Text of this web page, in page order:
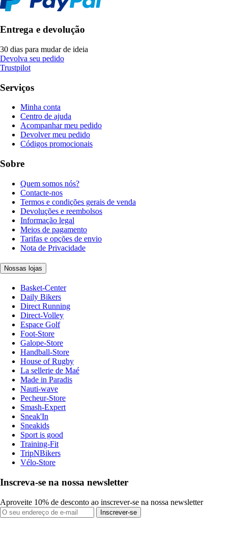
Entrega e devolução
30 dias para mudar de ideia
Devolva seu pedido
Trustpilot
Serviços
Minha conta
Centro de ajuda
Acompanhar meu pedido
Devolver meu pedido
Códigos promocionais
Sobre
Quem somos nós?
Contacte-nos
Termos e condições gerais de venda
Devoluções e reembolsos
Informação legal
Meios de pagamento
Tarifas e opções de envio
Nota de Privacidade
Nossas lojas
Basket-Center
Daily Bikers
Direct Running
Direct-Volley
Espace Golf
Foot-Store
Galope-Store
Handball-Store
House of Rugby
La sellerie de Maé
Made in Paradis
Nauti-wave
Pecheur-Store
Smash-Expert
Sneak'In
Sneakids
Sport is good
Training-Fit
TripNBikers
Vélo-Store
Inscreva-se na nossa newsletter
Aproveite 10% de desconto ao inscrever-se na nossa newsletter
Inscrever-se